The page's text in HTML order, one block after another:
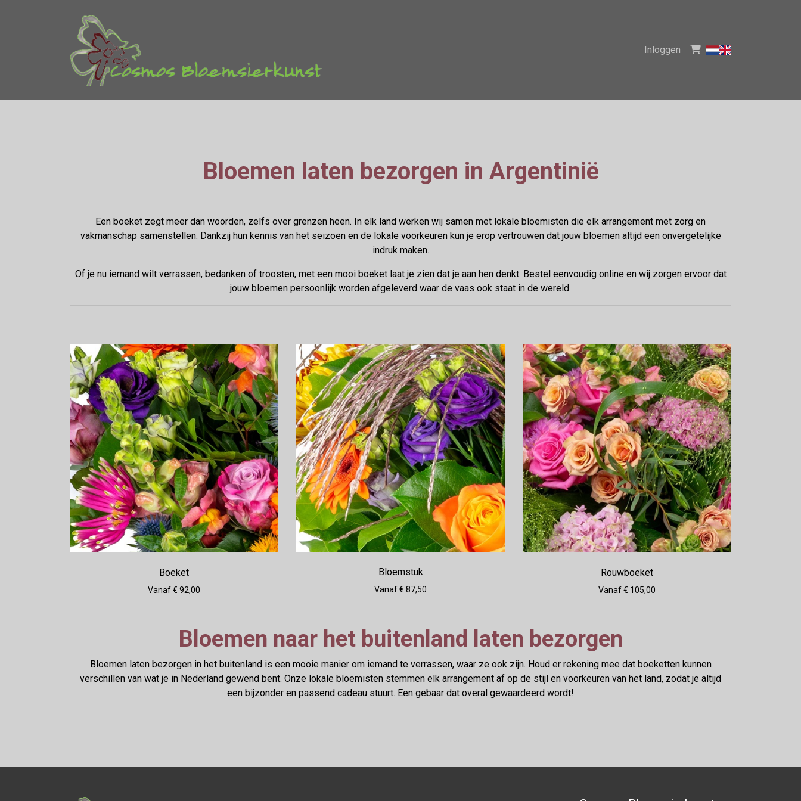
Inloggen
Bloemen laten bezorgen in Argentinië
Een boeket zegt meer dan woorden, zelfs over grenzen heen. In elk land werken wij samen met lokale bloemisten die elk arrangement met zorg en
vakmanschap samenstellen. Dankzij hun kennis van het seizoen en de lokale voorkeuren kun je erop vertrouwen dat jouw bloemen altijd een onvergetelijke
indruk maken.
Of je nu iemand wilt verrassen, bedanken of troosten, met een mooi boeket laat je zien dat je aan hen denkt. Bestel eenvoudig online en wij zorgen ervoor dat
jouw bloemen persoonlijk worden afgeleverd waar de vaas ook staat in de wereld.
Boeket
Vanaf € 92,00
Bloemstuk
Vanaf € 87,50
Rouwboeket
Vanaf € 105,00
Bloemen naar het buitenland laten bezorgen
Bloemen laten bezorgen in het buitenland is een mooie manier om iemand te verrassen, waar ze ook zijn. Houd er rekening mee dat boeketten kunnen
verschillen van wat je in Nederland gewend bent. Onze lokale bloemisten stemmen elk arrangement af op de stijl en voorkeuren van het land, zodat je altijd
een bijzonder en passend cadeau stuurt. Een gebaar dat overal gewaardeerd wordt!